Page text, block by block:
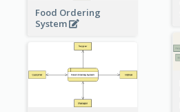
Food Ordering
System